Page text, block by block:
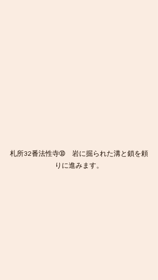
札所32番法性寺➉　岩に掘られた溝と鎖を頼
りに進みます。